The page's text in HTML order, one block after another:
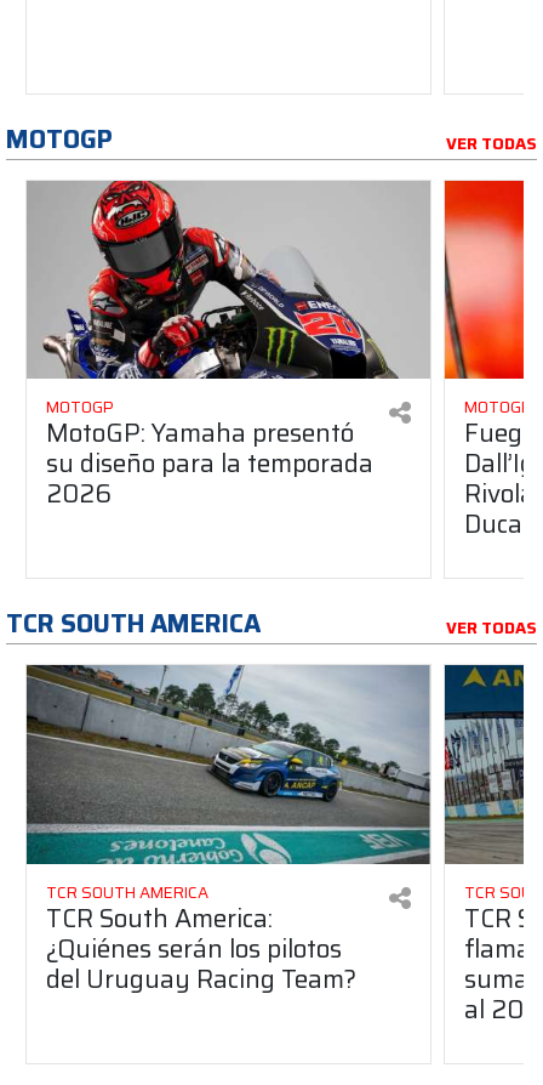
MOTOGP VER TODAS
MOTOGP
MotoGP: Yamaha presentó
su diseño para la temporada
2026
MOTOGP
Ducati
TCR SOUTH AMERICA VER TODAS
TCR SOUTH AMERICA
TCR South America:
¿Quiénes serán los pilotos
del Uruguay Racing Team?
TCR
TCR
suma
al